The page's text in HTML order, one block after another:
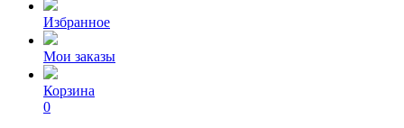
Избранное
Мои заказы
Корзина
0